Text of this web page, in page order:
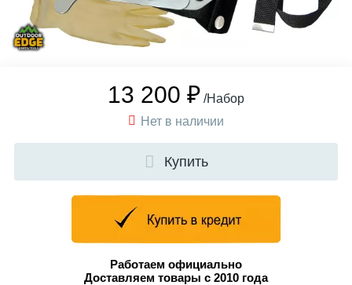
13 200 ₽ /Набор
Нет в наличии
Купить
Работаем официально
Доставляем товары с 2010 года